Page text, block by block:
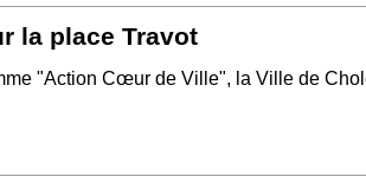
la place Travot
"Action Cœur de Ville", la Ville de